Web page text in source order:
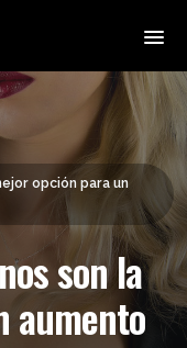
opción para un
son la
aumento